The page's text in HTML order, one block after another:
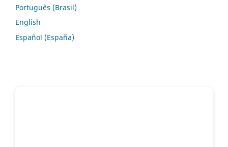
Português (Brasil)
English
Español (España)